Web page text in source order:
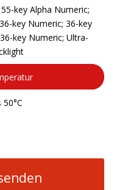
key Alpha Numeric;
key Numeric; 36-key
key Numeric; Ultra-
50°C